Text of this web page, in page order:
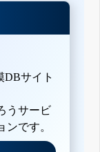
DBサイト
うサービ
です。